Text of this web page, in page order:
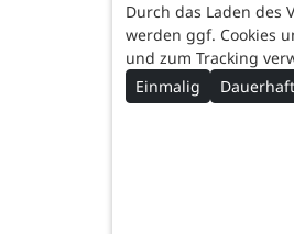
Durch das Laden des
werden ggf. Cookies
und zum Tracking
Einmalig
Dauerhaft